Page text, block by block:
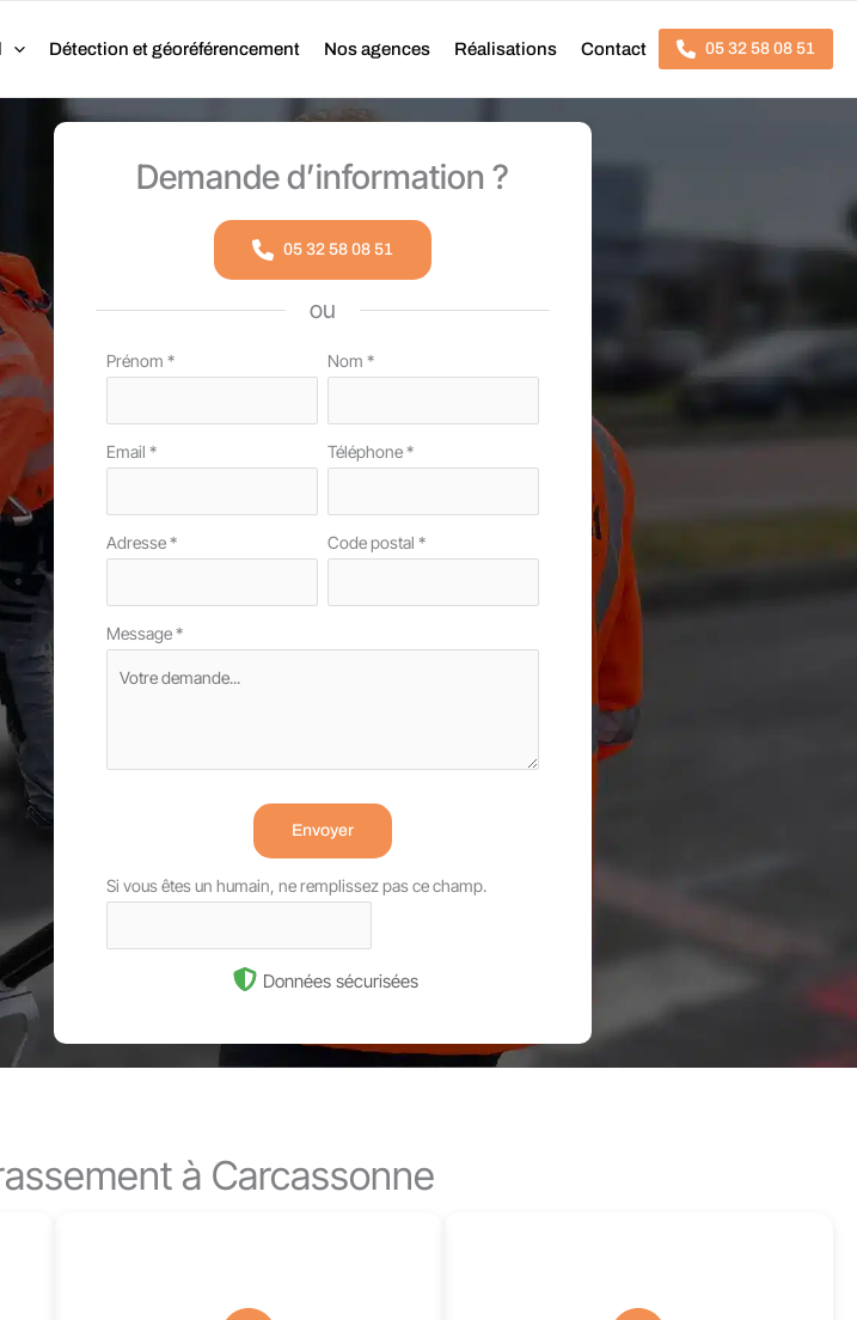
Détection et géoréférencement Nos agences Réalisations Contact 05 32 58 08 51
Demande d’information ?
05 32 58 08 51
ou
Formulaire
avec
téléphone
Prénom * Nom *
Email * Téléphone*
Adresse* Code postal *
Message*
Envoyer
Si vous êtes un humain, ne remplissez pas ce champ.
Données sécurisées
à Carcassonne